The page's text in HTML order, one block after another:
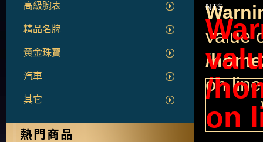
高級腕表
精品名牌
黃金珠寶
汽車
其它
熱門商品
value
/
on
NT$
/
on